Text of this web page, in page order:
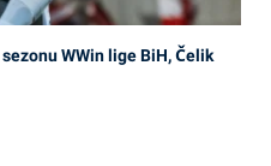
WWin lige BiH, Čelik